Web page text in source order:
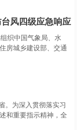
风四级应急响应
织中国气象局、水
房城乡建设部、交通
。为深入贯彻落实习
和重要指示精神，全